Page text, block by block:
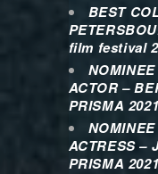
BEST
film festival
ACTOR –
PRISMA 2021
ACTRESS –
PRISMA 2021